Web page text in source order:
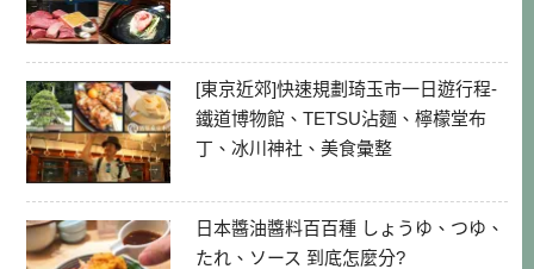
[東京近郊]快速規劃琦玉市一日遊行程-
鐵道博物館、TETSU沾麵、檸檬堂布
丁、冰川神社、美食彙整
日本醬油醬料百百種 しょうゆ、つゆ、
たれ、ソース 到底怎麼分?